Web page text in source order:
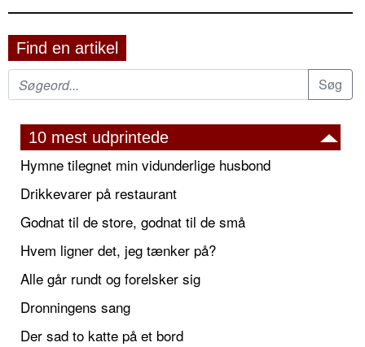
Find en artikel
10 mest udprintede
Hymne tilegnet min vidunderlige husbond
Drikkevarer på restaurant
Godnat til de store, godnat til de små
Hvem ligner det, jeg tænker på?
Alle går rundt og forelsker sig
Dronningens sang
Der sad to katte på et bord